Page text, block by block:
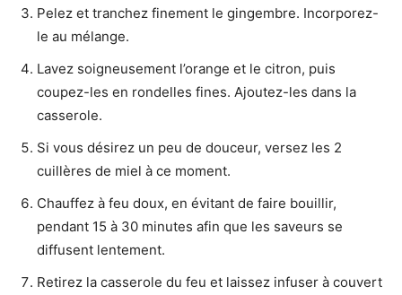
Pelez et tranchez finement le gingembre. Incorporez-
le au mélange.
Lavez soigneusement l’orange et le citron, puis
coupez-les en rondelles fines. Ajoutez-les dans la
casserole.
Si vous désirez un peu de douceur, versez les 2
cuillères de miel à ce moment.
Chauffez à feu doux, en évitant de faire bouillir,
pendant 15 à 30 minutes afin que les saveurs se
diffusent lentement.
Retirez la casserole du feu et laissez infuser à couvert